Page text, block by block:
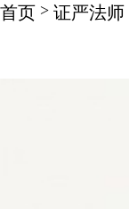
首页 > 证严法师